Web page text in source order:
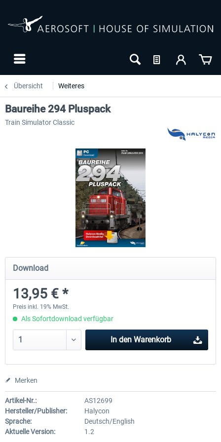
Übersicht Weiteres
Saxon IV-K (Saechsische IV-K)
19,78 € *
3DZUG - Rettungszug
Baureihe 294 Pluspack
Train Simulator Classic
Download
13,95 € *
Preis inkl. 19% MwSt.
Als Sofortdownload verfügbar
In den Warenkorb
Merken
Artikel-Nr.:
AS12699
Hersteller/Publisher:
Halycon
Sprache:
Deutsch/English
Aktuelle Version:
1.2